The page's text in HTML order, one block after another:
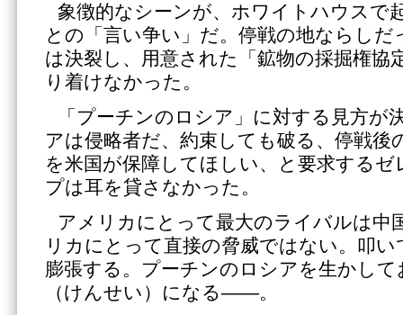
象徴的なシーンが、ホワイトハウスで
との「言い争い」だ。停戦の地ならしだ
は決裂し、用意された「鉱物の採掘権協
り着けなかった。
「プーチンのロシア」に対する見方が
アは侵略者だ、約束しても破る、停戦後
を米国が保障してほしい、と要求する
プは耳を貸さなかった。
アメリカにとって最大のライバルは中
リカにとって直接の脅威ではない。叩
膨張する。プーチンのロシアを生かし
（けんせい）になる――。